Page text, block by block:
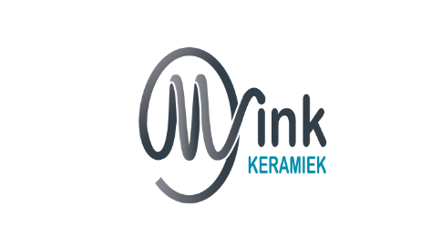
Ga door naar navigatie
Ga naar de inhoud